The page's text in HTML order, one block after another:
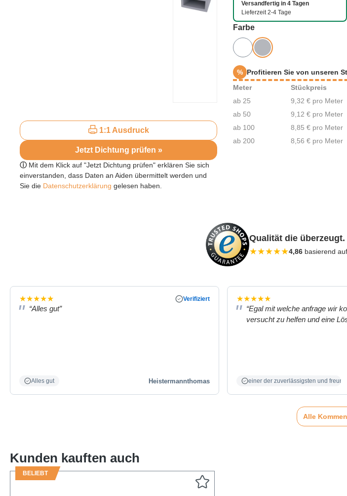
1:1 Ausdruck
Jetzt Dichtung prüfen »
ⓘ Mit dem Klick auf "Jetzt Dichtung prüfen" erklären Sie sich
einverstanden, dass Daten an Aiden übermittelt werden und
Sie die Datenschutzerklärung gelesen haben.
Versandfertig in 4 Tagen
Lieferzeit 2-4 Tage
Farbeauswählen
% Profitieren Sie von unseren
Meter
Stückpreis
ab 25
9,32 € pro Meter
ab 50
9,12 € pro Meter
ab 100
8,85 € pro Meter
ab 200
8,56 € pro Meter
Qualität die überzeugt.
★★★★★4,86 basierend auf
★★★★★ Verifiziert
“Alles gut”
Alles gut Heistermannthomas
★★★★★
“Egal mit welche anfrage wir
versucht zu helfen und eine
einer der zuverlässigsten und
Alle
Kunden kauften auch
BELIEBT